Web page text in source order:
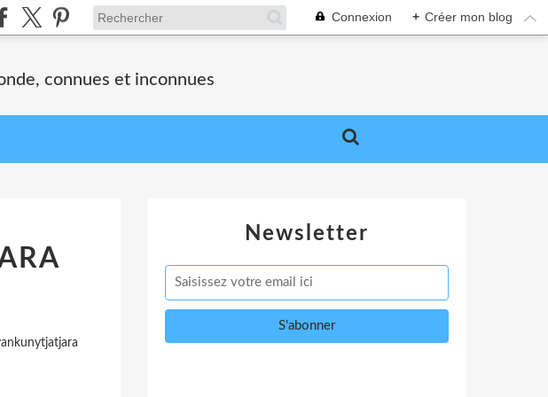
Connexion + Créer mon blog
connues et inconnues
Newsletter